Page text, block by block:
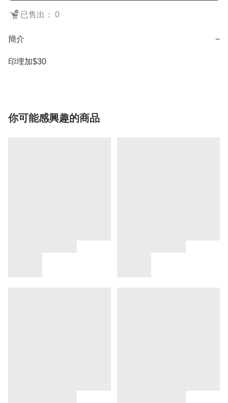
已售出： 0
簡介 −
印埋加$30
你可能感興趣的商品